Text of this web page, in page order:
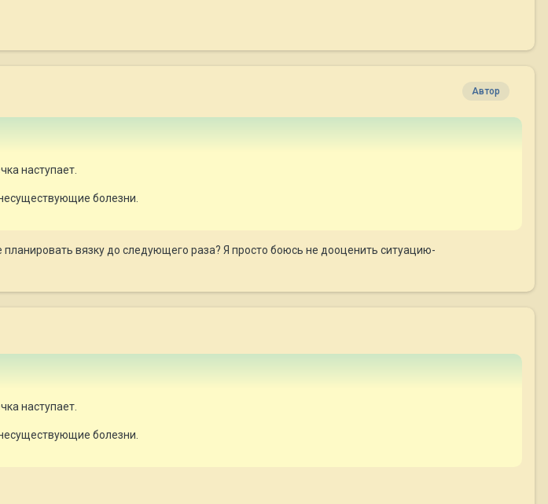
Автор
наступает.
болезни.
вязку до следующего раза? Я просто боюсь не дооценить ситуацию-
наступает.
болезни.